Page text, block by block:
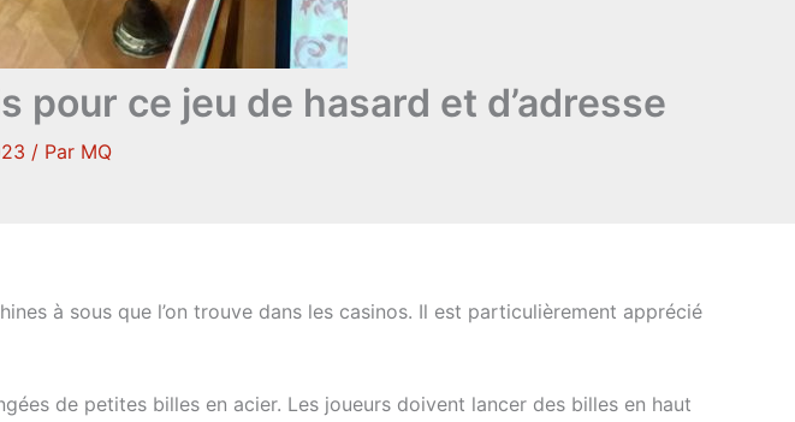
pour ce jeu de hasard et d’adresse
/ Par MQ
à sous que l’on trouve dans les casinos. Il est particulièrement apprécié
de petites billes en acier. Les joueurs doivent lancer des billes en haut